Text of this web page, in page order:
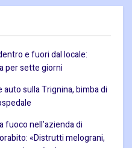
e fuori dal locale:
per sette giorni
sulla Trignina, bimba di
fuoco nell’azienda di
«Distrutti melograni,